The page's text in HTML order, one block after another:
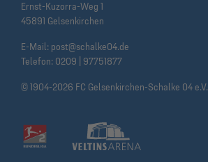
Ernst-Kuzorra-Weg 1
45891 Gelsenkirchen
E-Mail: post@schalke04.de
Telefon: 0209 | 97751877
© 1904-2026 FC Gelsenkirchen-Schalke 04 e.V.